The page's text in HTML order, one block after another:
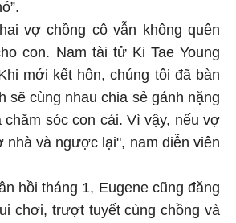
vợ chồng cô vẫn không quên
con. Nam tài tử Ki Tae Young
mới kết hôn, chúng tôi đã bàn
sẽ cùng nhau chia sẻ gánh nặng
chăm sóc con cái. Vì vậy, nếu vợ
nhà và ngược lại", nam diễn viên
hồi tháng 1, Eugene cũng đăng
chơi, trượt tuyết cùng chồng và